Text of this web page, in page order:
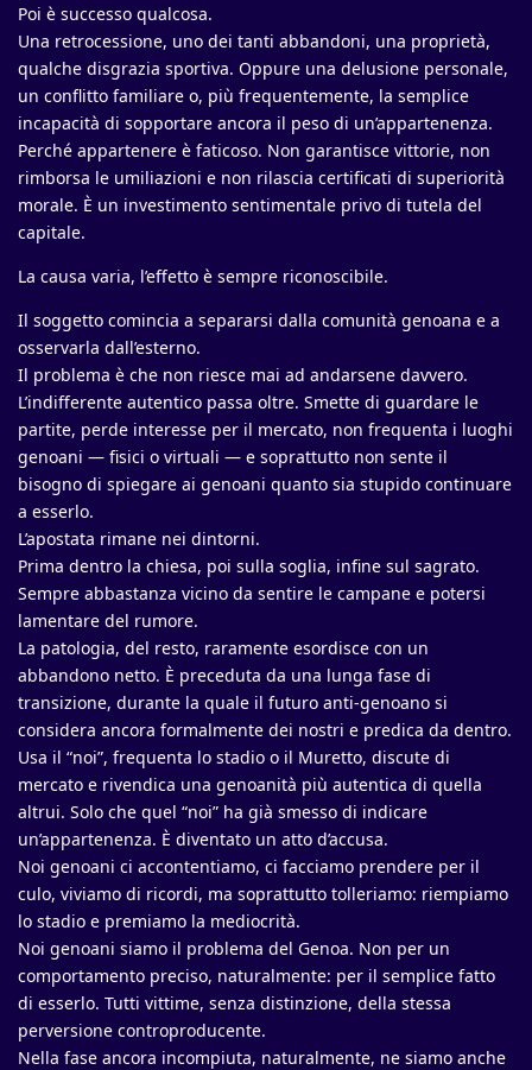
Poi è successo qualcosa.
Una retrocessione, uno dei tanti abbandoni, una proprietà,
qualche disgrazia sportiva. Oppure una delusione personale,
un conflitto familiare o, più frequentemente, la semplice
incapacità di sopportare ancora il peso di un’appartenenza.
Perché appartenere è faticoso. Non garantisce vittorie, non
rimborsa le umiliazioni e non rilascia certificati di superiorità
morale. È un investimento sentimentale privo di tutela del
capitale.
La causa varia, l’effetto è sempre riconoscibile.
Il soggetto comincia a separarsi dalla comunità genoana e a
osservarla dall’esterno.
Il problema è che non riesce mai ad andarsene davvero.
L’indifferente autentico passa oltre. Smette di guardare le
partite, perde interesse per il mercato, non frequenta i luoghi
genoani — fisici o virtuali — e soprattutto non sente il
bisogno di spiegare ai genoani quanto sia stupido continuare
a esserlo.
L’apostata rimane nei dintorni.
Prima dentro la chiesa, poi sulla soglia, infine sul sagrato.
Sempre abbastanza vicino da sentire le campane e potersi
lamentare del rumore.
La patologia, del resto, raramente esordisce con un
abbandono netto. È preceduta da una lunga fase di
transizione, durante la quale il futuro anti-genoano si
considera ancora formalmente dei nostri e predica da dentro.
Usa il “noi”, frequenta lo stadio o il Muretto, discute di
mercato e rivendica una genoanità più autentica di quella
altrui. Solo che quel “noi” ha già smesso di indicare
un’appartenenza. È diventato un atto d’accusa.
Noi genoani ci accontentiamo, ci facciamo prendere per il
culo, viviamo di ricordi, ma soprattutto tolleriamo: riempiamo
lo stadio e premiamo la mediocrità.
Noi genoani siamo il problema del Genoa. Non per un
comportamento preciso, naturalmente: per il semplice fatto
di esserlo. Tutti vittime, senza distinzione, della stessa
perversione controproducente.
Nella fase ancora incompiuta, naturalmente, ne siamo anche